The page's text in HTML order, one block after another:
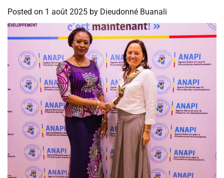
Posted on 1 août 2025 by Dieudonné Buanali